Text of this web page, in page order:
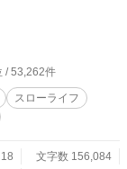
/ 53,262件
スローライフ
文字数 156,084